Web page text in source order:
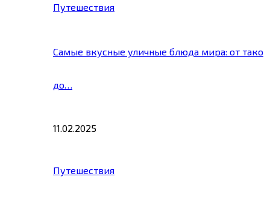
Путешествия
Самые вкусные уличные блюда мира: от тако
до…
11.02.2025
Путешествия